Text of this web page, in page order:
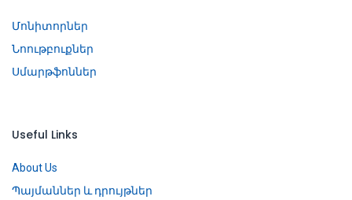
Մոնիտորներ
Նոութբուքներ
Սմարթֆոններ
Useful Links
About Us
Պայմաններ և դրույթներ